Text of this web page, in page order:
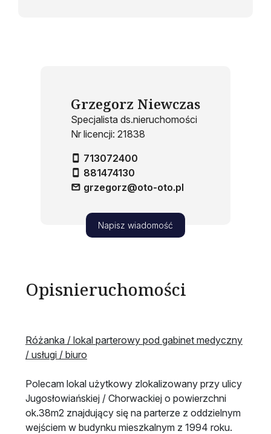
Grzegorz Niewczas
Specjalista ds.nieruchomości
Nr licencji: 21838
713072400
881474130
grzegorz@oto-oto.pl
Napisz wiadomość
Opisnieruchomości
Różanka / lokal parterowy pod gabinet medyczny
/ usługi / biuro
Polecam lokal użytkowy zlokalizowany przy ulicy
Jugosłowiańskiej / Chorwackiej o powierzchni
ok.38m2 znajdujący się na parterze z oddzielnym
wejściem w budynku mieszkalnym z 1994 roku.